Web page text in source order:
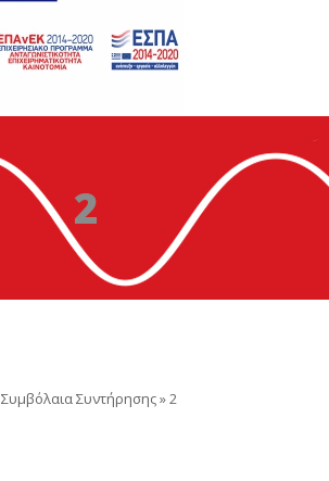
2
Συμβόλαια Συντήρησης»2